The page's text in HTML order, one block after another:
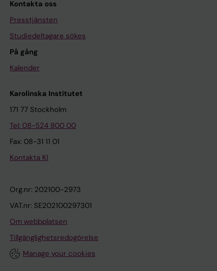
Kontakta oss
Presstjänsten
Studiedeltagare sökes
På gång
Kalender
Karolinska Institutet
171 77 Stockholm
Tel: 08-524 800 00
Fax: 08-31 11 01
Kontakta KI
Org.nr: 202100-2973
VAT.nr: SE202100297301
Om webbplatsen
Tillgänglighetsredogörelse
Manage your cookies